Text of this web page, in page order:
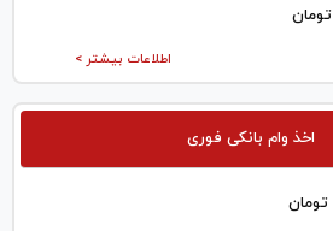
تومان
اطلاعات بیشتر >
اخذ وام بانکی فوری
تومان